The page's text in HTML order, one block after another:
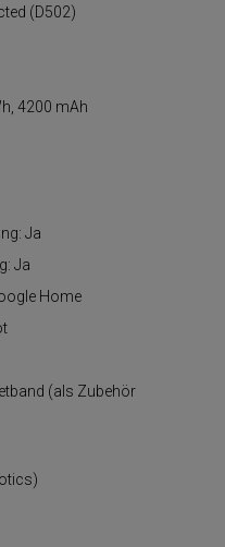
(D502)
4200 mAh
Ja
Ja
Home
(als Zubehör